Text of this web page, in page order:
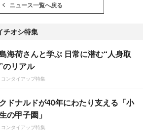
ニュース一覧へ戻る
チオシ特集
海荷さんと学ぶ 日常に潜む“人身取
のリアル
コンタイアップ特集
ドナルドが40年にわたり支える「小
の甲子園」
コンタイアップ特集